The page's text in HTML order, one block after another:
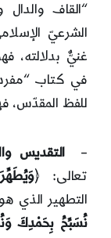
“القاف
الشرعيّ
غنيٌّ بدلالته،
في كتاب
للفظ المقدّس،
– التقديس
تعالى: ﴿
التطهير الذي
نُسَبِّحُ بِحَمْدِكَ